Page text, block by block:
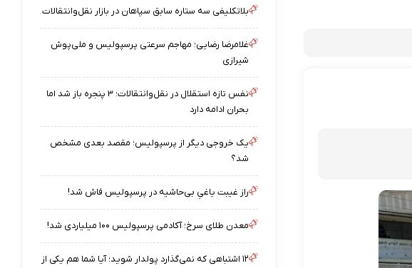
بلاتکلیفی سه ستاره سابق سپاهان در بازار نقل‌وانتقالات
غلامرضا رضایی؛ مهاجم سرعتی پرسپولیس و ملی‌پوش
شیرازی
نفس تازه استقلال در نقل‌وانتقالات؛ ۳ پنجره باز شد اما
بحران ادامه دارد
یک خروجی دیگر از پرسپولیس؛ مقصد بعدی مشخص
شد؟
راز غیبت یاغیِ بی‌حاشیه در پرسپولیس فاش شد!
معدن طلای سرخ؛ آکادمی پرسپولیس ۱۰۰ میلیاردی شد!
۱۲ اشتباهی که نمی‌گذارد پولدار شوید؛ آیا شما هم یکی از